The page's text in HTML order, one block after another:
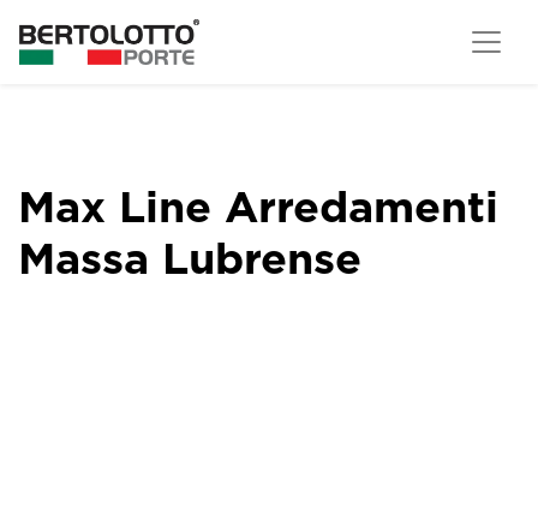
Max Line Arredamenti
Massa Lubrense